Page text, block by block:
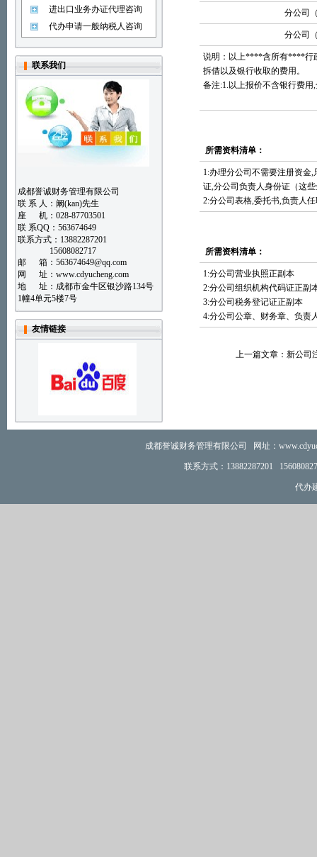
进出口业务办证代理咨询
代办申请一般纳税人咨询
联系我们
成都誉诚财务管理有限公司
联 系 人：阚(kan)先生
座 机：028-87703501
联 系QQ：563674649
联系方式：13882287201
15608082717
邮 箱： 563674649@qq.com
网 址：www.cdyucheng.com
地 址：成都市金牛区银沙路134号
1幢4单元5楼7号
友情链接
分公司
分公司
说明：以上****含所有****行
拆借以及银行收取的费用。
备注:1. 以上报价不含银行费用,
所需资料清单：
1:办理分公司不需要注册资金,
证,分公司负责人身份证（这
2:分公司表格,委托书,负责人任
所需资料清单：
1:分公司营业执照正副本
2:分公司组织机构代码证正副
3:分公司税务登记证正副本
4:分公司公章、财务章、负责
上一篇文章： 新公司
成都誉诚财务管理有限公司 网址：
联系方式： 13882287201
代办